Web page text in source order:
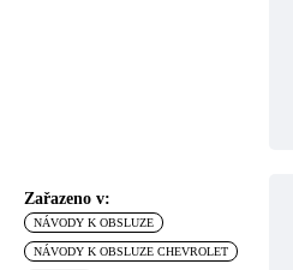
Zařazeno v:
NÁVODY K OBSLUZE
NÁVODY K OBSLUZE CHEVROLET